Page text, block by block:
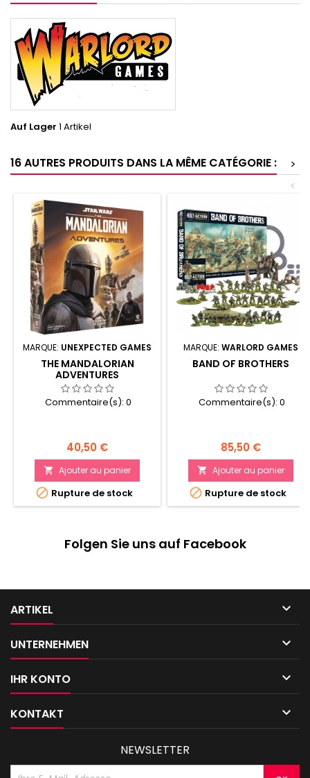
Auf Lager 1 Artikel
16 AUTRES PRODUITS DANS LA MÊME CATÉGORIE :
>
<
MARQUE: UNEXPECTED GAMES
THE MANDALORIAN
ADVENTURES
Commentaire(s): 0
Prix
40,50 €
 Ajouter au panier
 Rupture de stock
MARQUE: WARLORD GAMES
BAND OF BROTHERS
Commentaire(s): 0
Prix
85,50 €
 Ajouter au panier
 Rupture de stock
Folgen Sie uns auf Facebook
ARTIKEL 
UNTERNEHMEN 
IHR KONTO 
KONTAKT 
NEWSLETTER